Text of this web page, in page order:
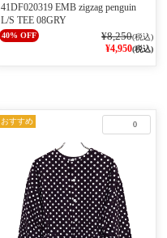
40% OFF
41DF020319 EMB zigzag penguin
L/S TEE 08GRY
¥8,250(税込)
¥4,950(税込)
0
おすすめ